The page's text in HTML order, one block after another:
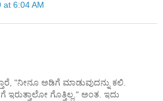
at 6:04 AM
"ನೀನೂ ಅಡಿಗೆ ಮಾಡುವುದನ್ನು ಕಲಿ.
ಗೊತ್ತಿಲ್ಲ." ಅಂತ. ಇದು